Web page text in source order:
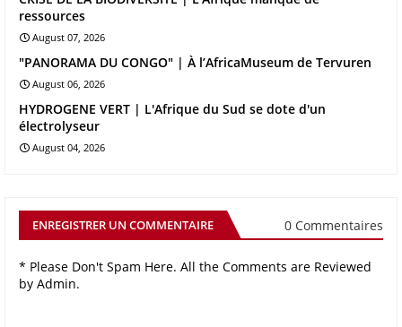
ressources
August 07, 2026
"PANORAMA DU CONGO" | À l’AfricaMuseum de Tervuren
August 06, 2026
HYDROGENE VERT | L'Afrique du Sud se dote d'un
électrolyseur
August 04, 2026
ENREGISTRER UN COMMENTAIRE 0 Commentaires
* Please Don't Spam Here. All the Comments are Reviewed
by Admin.